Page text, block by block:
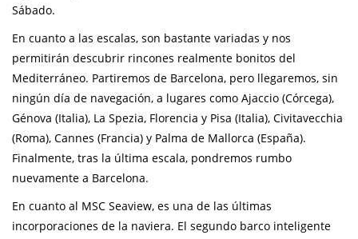
Sábado.
En cuanto a las escalas, son bastante variadas y nos
permitirán descubrir rincones realmente bonitos del
Mediterráneo. Partiremos de Barcelona, pero llegaremos, sin
ningún día de navegación, a lugares como Ajaccio (Córcega),
Génova (Italia), La Spezia, Florencia y Pisa (Italia), Civitavecchia
(Roma), Cannes (Francia) y Palma de Mallorca (España).
Finalmente, tras la última escala, pondremos rumbo
nuevamente a Barcelona.
En cuanto al MSC Seaview, es una de las últimas
incorporaciones de la naviera. El segundo barco inteligente